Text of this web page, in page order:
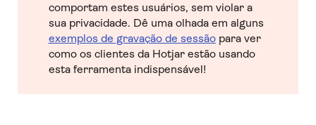
comportam estes usuários, sem violar a
sua privacidade. Dê uma olhada em alguns
exemplos de gravação de sessãopara ver
como os clientes da Hotjar estão usando
esta ferramenta indispensável!